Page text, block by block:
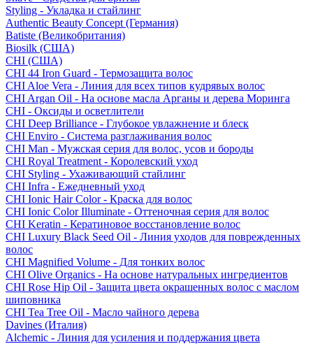
Styling - Укладка и стайлинг
Authentic Beauty Concept (Германия)
Batiste (Великобритания)
Biosilk (США)
CHI (США)
CHI 44 Iron Guard - Термозащита волос
CHI Aloe Vera - Линия для всех типов кудрявых волос
CHI Argan Oil - На основе масла Арганы и дерева Моринга
CHI - Оксиды и осветлители
CHI Deep Brilliance - Глубокое увлажнение и блеск
CHI Enviro - Система разглаживания волос
CHI Man - Мужская серия для волос, усов и бороды
CHI Royal Treatment - Королевский уход
CHI Styling - Ухаживающий стайлинг
CHI Infra - Ежедневный уход
CHI Ionic Hair Color - Краска для волос
CHI Ionic Color Illuminate - Оттеночная серия для волос
CHI Keratin - Кератиновое восстановление волос
CHI Luxury Black Seed Oil - Линия уходов для поврежденных
волос
CHI Magnified Volume - Для тонких волос
CHI Olive Organics - На основе натуральных ингредиентов
CHI Rose Hip Oil - Защита цвета окрашенных волос с маслом
шиповника
CHI Tea Tree Oil - Масло чайного дерева
Davines (Италия)
Alchemic - Линия для усиления и поддержания цвета